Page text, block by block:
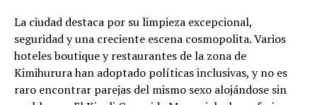
La ciudad destaca por su limpieza excepcional,
seguridad y una creciente escena cosmopolita. Varios
hoteles boutique y restaurantes de la zona de
Kimihurura han adoptado políticas inclusivas, y no es
raro encontrar parejas del mismo sexo alojándose sin